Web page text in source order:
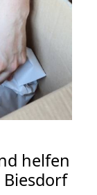
helfen